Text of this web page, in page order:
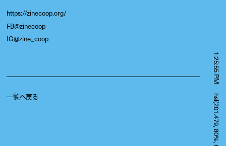
1:25:55 PM
hsl(201.479, 80%, 65%)
https://zinecoop.org/
FB@zinecoop
IG@zine_coop
一覧へ戻る